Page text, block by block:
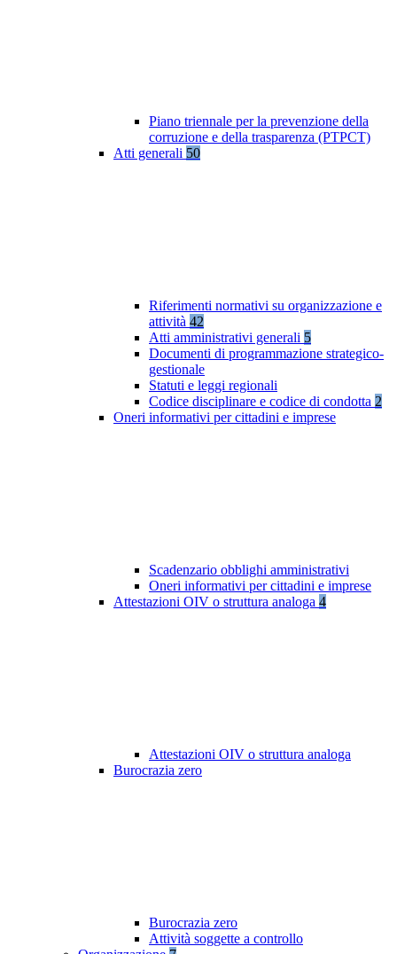
Piano triennale per la prevenzione della
corruzione e della trasparenza (PTPCT)
Atti generali 50
Riferimenti normativi su organizzazione e
attività 42
Atti amministrativi generali 5
Documenti di programmazione strategico-
gestionale
Statuti e leggi regionali
Codice disciplinare e codice di condotta 2
Oneri informativi per cittadini e imprese
Scadenzario obblighi amministrativi
Oneri informativi per cittadini e imprese
Attestazioni OIV o struttura analoga 4
Attestazioni OIV o struttura analoga
Burocrazia zero
Burocrazia zero
Attività soggette a controllo